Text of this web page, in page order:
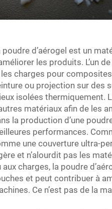
poudre d’aérogel est un
les produits. L’un
charges pour
ou projection sur des
isolées thermiquement.
matériaux afin de les
la production d’une
performances.
une couverture ultra-
et n’alourdit pas les
aux charges, la poudre
et peut contribuer à
Ce n’est pas de la